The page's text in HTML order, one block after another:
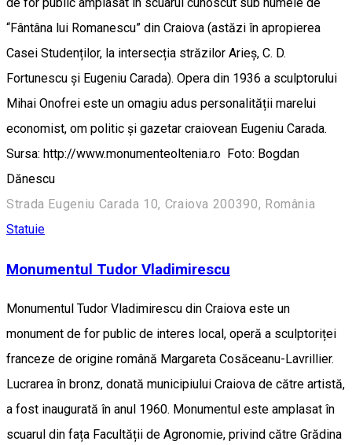
“Fântâna lui Romanescu” din Craiova (astăzi în apropierea
Casei Studenților, la intersecția străzilor Arieș, C. D.
Fortunescu și Eugeniu Carada). Opera din 1936 a sculptorului
Mihai Onofrei este un omagiu adus personalității marelui
economist, om politic și gazetar craiovean Eugeniu Carada.
Sursa: http://www.monumenteoltenia.ro Foto: Bogdan
Dănescu
Strada Eugeniu Carada 10, Craiova 200390, România
Statuie
Monumentul Tudor Vladimirescu
Monumentul Tudor Vladimirescu din Craiova este un
monument de for public de interes local, operă a sculptoriței
franceze de origine română Margareta Cosăceanu-Lavrillier.
Lucrarea în bronz, donată municipiului Craiova de către artistă,
a fost inaugurată în anul 1960. Monumentul este amplasat în
scuarul din fața Facultății de Agronomie, privind către Grădina